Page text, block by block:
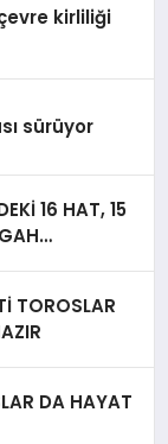
kirliliği
sürüyor
16 HAT, 15
TOROSLAR
DA HAYAT